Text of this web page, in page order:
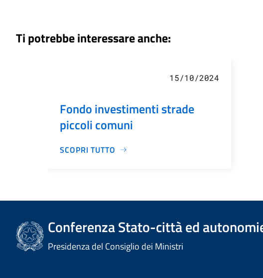
Ti potrebbe interessare anche:
15/10/2024
Fondo investimenti strade
piccoli comuni
SCOPRI TUTTO
Conferenza Stato-città ed
Presidenza del Consiglio dei Ministri